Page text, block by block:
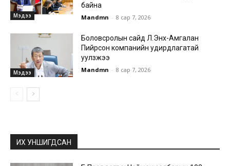
Мэдээ
байна
Mandmn - 8 сар 7, 2026
Мэдээ
Боловсролын сайд Л.Энх-Амгалан
Пийрсон компанийн удирдлагатай
уулзжээ
Mandmn - 8 сар 7, 2026
ИХ УНШИГДСАН